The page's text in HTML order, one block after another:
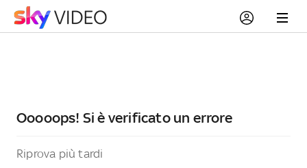
Ooooops! Si è verificato un errore
Riprova più tardi